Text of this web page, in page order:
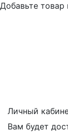
Добавьте товар
Личный
Вам будет